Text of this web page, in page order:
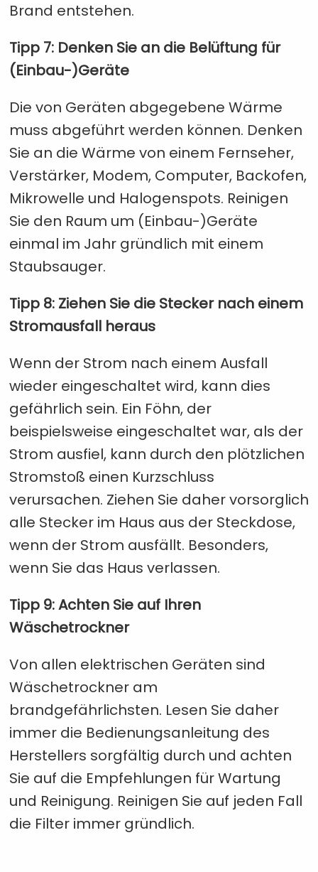
Brand entstehen.
Tipp 7: Denken Sie an die Belüftung für
(Einbau-)Geräte
Die von Geräten abgegebene Wärme
muss abgeführt werden können. Denken
Sie an die Wärme von einem Fernseher,
Verstärker, Modem, Computer, Backofen,
Mikrowelle und Halogenspots. Reinigen
Sie den Raum um (Einbau-)Geräte
einmal im Jahr gründlich mit einem
Staubsauger.
Tipp 8: Ziehen Sie die Stecker nach einem
Stromausfall heraus
Wenn der Strom nach einem Ausfall
wieder eingeschaltet wird, kann dies
gefährlich sein. Ein Föhn, der
beispielsweise eingeschaltet war, als der
Strom ausfiel, kann durch den plötzlichen
Stromstoß einen Kurzschluss
verursachen. Ziehen Sie daher vorsorglich
alle Stecker im Haus aus der Steckdose,
wenn der Strom ausfällt. Besonders,
wenn Sie das Haus verlassen.
Tipp 9: Achten Sie auf Ihren
Wäschetrockner
Von allen elektrischen Geräten sind
Wäschetrockner am
brandgefährlichsten. Lesen Sie daher
immer die Bedienungsanleitung des
Herstellers sorgfältig durch und achten
Sie auf die Empfehlungen für Wartung
und Reinigung. Reinigen Sie auf jeden Fall
die Filter immer gründlich.